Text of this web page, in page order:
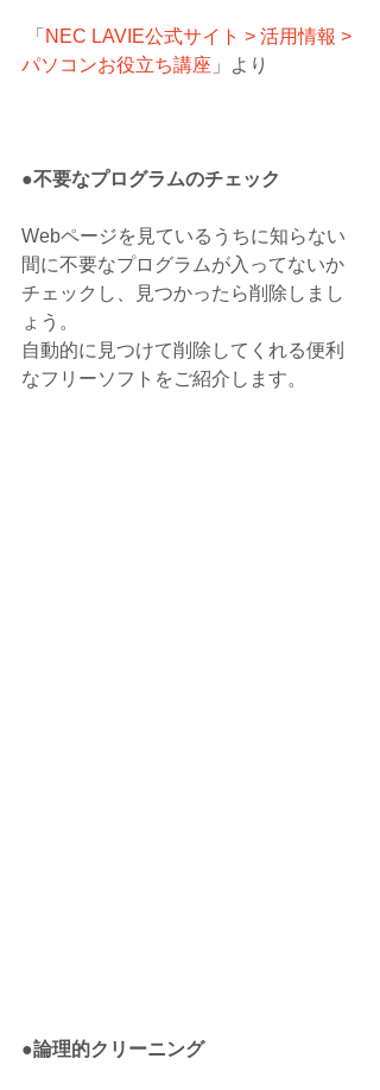
「 NEC LAVIE公式サイト > 活用情報 >
パソコンお役立ち講座 」より
●不要なプログラムのチェック
Webページを見ているうちに知らない
間に不要なプログラムが入ってないか
チェックし、見つかったら削除しまし
ょう。
自動的に見つけて削除してくれる便利
なフリーソフトをご紹介します。
●論理的クリーニング